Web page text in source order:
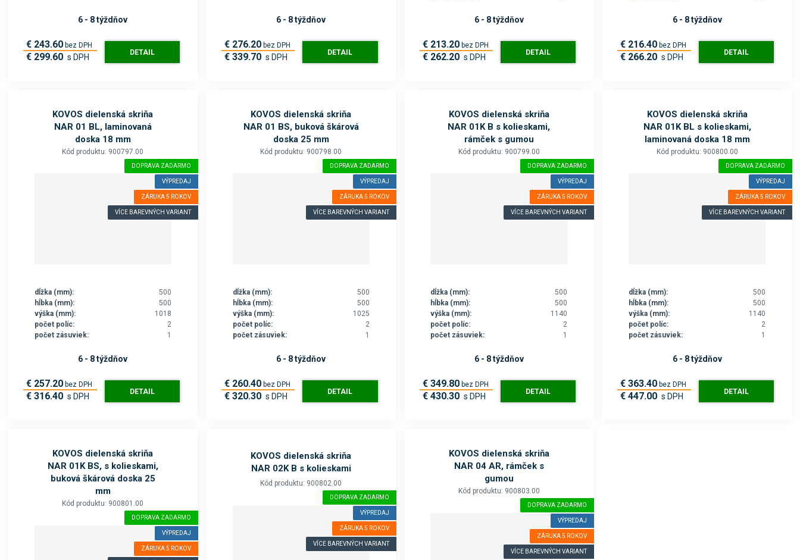
6 - 8 týždňov
€ 243.60 bez DPH
€ 299.60 s DPH DETAIL
6 - 8 týždňov
€ 276.20 bez DPH
€ 339.70 s DPH DETAIL
6 - 8 týždňov
€ 213.20 bez DPH
€ 262.20 s DPH DETAIL
6 - 8 týždňov
€ 216.40 bez DPH
€ 266.20 s DPH DETAIL
KOVOS dielenská skriňa
NAR 01 BL, laminovaná
doska 18 mm
Kód produktu: 900797.00
DOPRAVA ZADARMO
VÝPREDAJ
ZÁRUKA 5 ROKOV
VÍCE BAREVNÝCH VARIANT
dĺžka (mm):
500
hĺbka (mm):
500
výška (mm):
1018
počet políc:
2
počet zásuviek:
1
6 - 8 týždňov
€ 257.20 bez DPH
€ 316.40 s DPH DETAIL
KOVOS dielenská skriňa
NAR 01 BS, buková škárová
doska 25 mm
Kód produktu: 900798.00
DOPRAVA ZADARMO
VÝPREDAJ
ZÁRUKA 5 ROKOV
VÍCE BAREVNÝCH VARIANT
dĺžka (mm):
500
hĺbka (mm):
500
výška (mm):
1025
počet políc:
2
počet zásuviek:
1
6 - 8 týždňov
€ 260.40 bez DPH
€ 320.30 s DPH DETAIL
KOVOS dielenská skriňa
NAR 01K B s kolieskami,
rámček s gumou
Kód produktu: 900799.00
DOPRAVA ZADARMO
VÝPREDAJ
ZÁRUKA 5 ROKOV
VÍCE BAREVNÝCH VARIANT
dĺžka (mm):
500
hĺbka (mm):
500
výška (mm):
1140
počet políc:
2
počet zásuviek:
1
6 - 8 týždňov
€ 349.80 bez DPH
€ 430.30 s DPH DETAIL
KOVOS dielenská skriňa
NAR 01K BL s kolieskami,
laminovaná doska 18 mm
Kód produktu: 900800.00
DOPRAVA ZADARMO
VÝPREDAJ
ZÁRUKA 5 ROKOV
VÍCE BAREVNÝCH VARIANT
dĺžka (mm):
500
hĺbka (mm):
500
výška (mm):
1140
počet políc:
2
počet zásuviek:
1
6 - 8 týždňov
€ 363.40 bez DPH
€ 447.00 s DPH DETAIL
KOVOS dielenská skriňa
NAR 01K BS, s kolieskami,
buková škárová doska 25
mm
Kód produktu: 900801.00
DOPRAVA ZADARMO
VÝPREDAJ
ZÁRUKA 5 ROKOV
KOVOS dielenská skriňa
NAR 02K B s kolieskami
Kód produktu: 900802.00
DOPRAVA ZADARMO
VÝPREDAJ
ZÁRUKA 5 ROKOV
VÍCE BAREVNÝCH VARIANT
KOVOS dielenská skriňa
NAR 04 AR, rámček s
gumou
Kód produktu: 900803.00
DOPRAVA ZADARMO
VÝPREDAJ
ZÁRUKA 5 ROKOV
VÍCE BAREVNÝCH VARIANT